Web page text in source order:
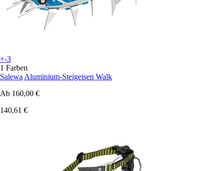
+-3
1 Farben
Salewa Aluminium-Steigeisen Walk
Ab 160,00 €
140,61 €